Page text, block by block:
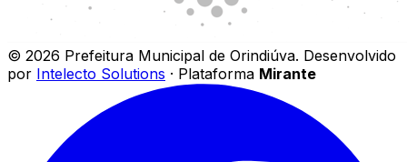
© 2026 Prefeitura Municipal de Orindiúva. Desenvolvido
por Intelecto Solutions · Plataforma Mirante